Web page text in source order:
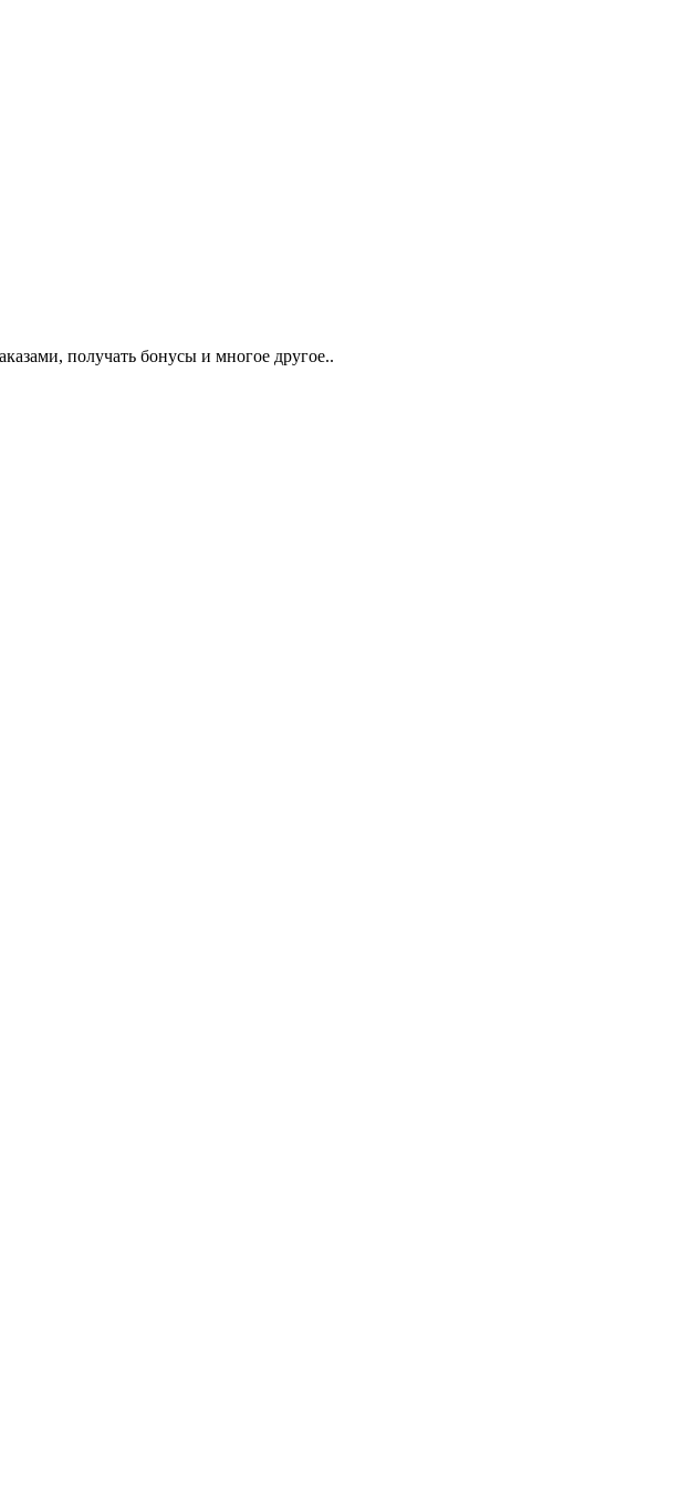
получать бонусы и многое другое..